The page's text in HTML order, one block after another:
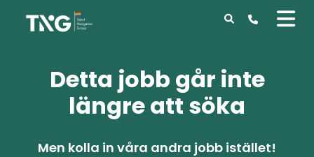
Detta jobb går inte
längre att söka
Men kolla in våra andra jobb istället!